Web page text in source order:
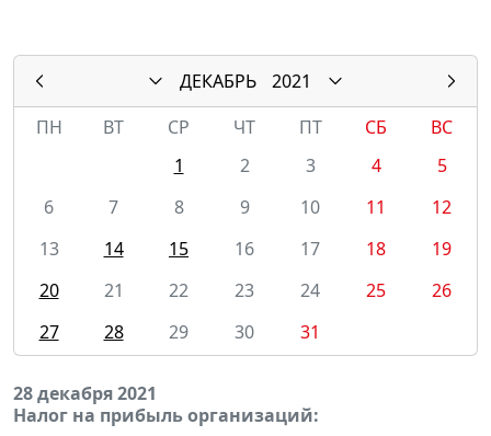
ДЕКАБРЬ
2021
ПН
ВТ СР ЧТ ПТ СБ
ВС
1
2 3 4
5
6
7 8 9 10 11
12
13
14 15 16 17 18
19
20
21 22 23 24 25
26
27
28 29 30 31
28 декабря 2021
Налог на прибыль организаций: